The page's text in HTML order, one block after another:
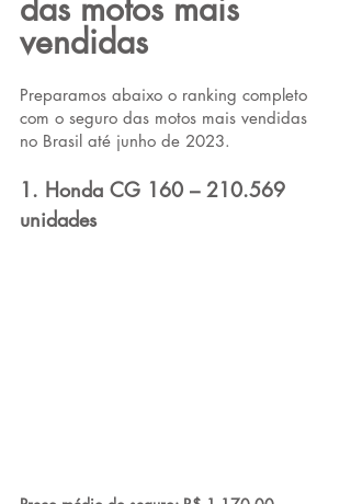
vendidas
Preparamos abaixo o ranking completo
com o seguro das motos mais vendidas
no Brasil até junho de 2023.
1. Honda CG 160 – 210.569
unidades